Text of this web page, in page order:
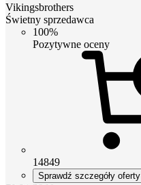
Vikingsbrothers
Świetny sprzedawca
100%
Pozytywne oceny
14849
Sprawdź szczegóły oferty